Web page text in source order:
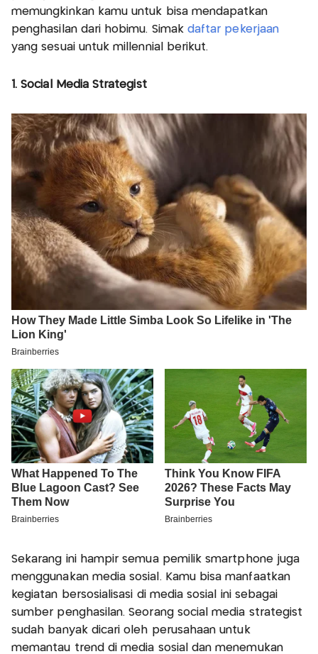
memungkinkan kamu untuk bisa mendapatkan
penghasilan dari hobimu. Simak daftar pekerjaan
yang sesuai untuk millennial berikut.
1. Social Media Strategist
Sekarang ini hampir semua pemilik smartphone juga
menggunakan media sosial. Kamu bisa manfaatkan
kegiatan bersosialisasi di media sosial ini sebagai
sumber penghasilan. Seorang social media strategist
sudah banyak dicari oleh perusahaan untuk
memantau trend di media sosial dan menemukan